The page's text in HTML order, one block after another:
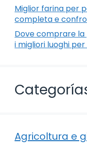
Miglior farina per
completa e
Dove comprare
i migliori luoghi
Agricoltura e